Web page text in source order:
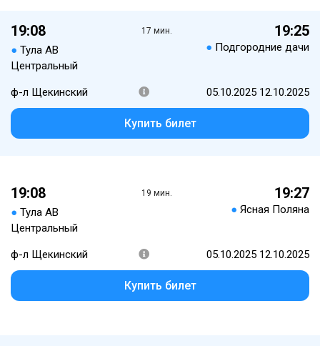
19:08
● Тула АВ
Центральный
17 мин. 19:25
● Подгородние дачи
ф-л Щекинский 05.10.2025 12.10.2025
Купить билет
19:08
● Тула АВ
Центральный
19 мин. 19:27
● Ясная Поляна
ф-л Щекинский 05.10.2025 12.10.2025
Купить билет